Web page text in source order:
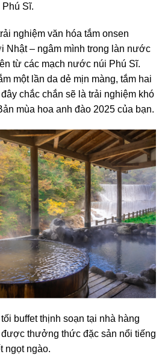
Phú Sĩ.
nghiệm văn hóa tắm onsen
Nhật – ngâm mình trong làn nước
từ các mạch nước núi Phú Sĩ.
một lần da dẻ mịn màng, tắm hai
đây chắc chắn sẽ là trải nghiệm khó
mùa hoa anh đào 2025 của bạn.
buffet thịnh soạn tại nhà hàng
thưởng thức đặc sản nổi tiếng
ngọt ngào.